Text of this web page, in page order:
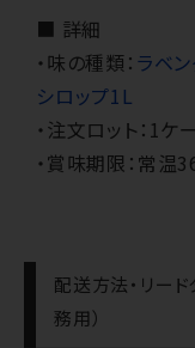
■ 詳細
・味の種類： ラベ
シロップ1L
・注文ロット：1ケ
・賞味期限：常温
配送方法・リード
務用）